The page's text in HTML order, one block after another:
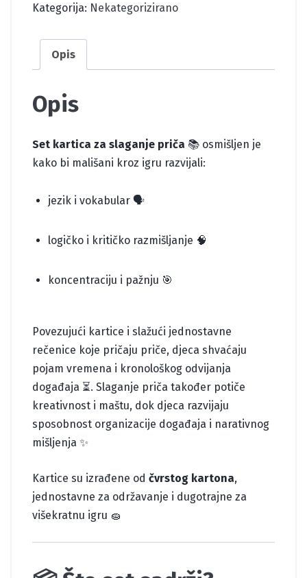
Kategorija: Nekategorizirano
Opis
Opis
Set kartica za slaganje priča 📚 osmišljen je
kako bi mališani kroz igru razvijali:
jezik i vokabular 🗣️
logičko i kritičko razmišljanje 🧠
koncentraciju i pažnju 🎯
Povezujući kartice i slažući jednostavne
rečenice koje pričaju priče, djeca shvaćaju
pojam vremena i kronološkog odvijanja
događaja ⏳. Slaganje priča također potiče
kreativnost i maštu, dok djeca razvijaju
sposobnost organizacije događaja i narativnog
mišljenja ✨
Kartice su izrađene od čvrstog kartona,
jednostavne za održavanje i dugotrajne za
višekratnu igru 🧽